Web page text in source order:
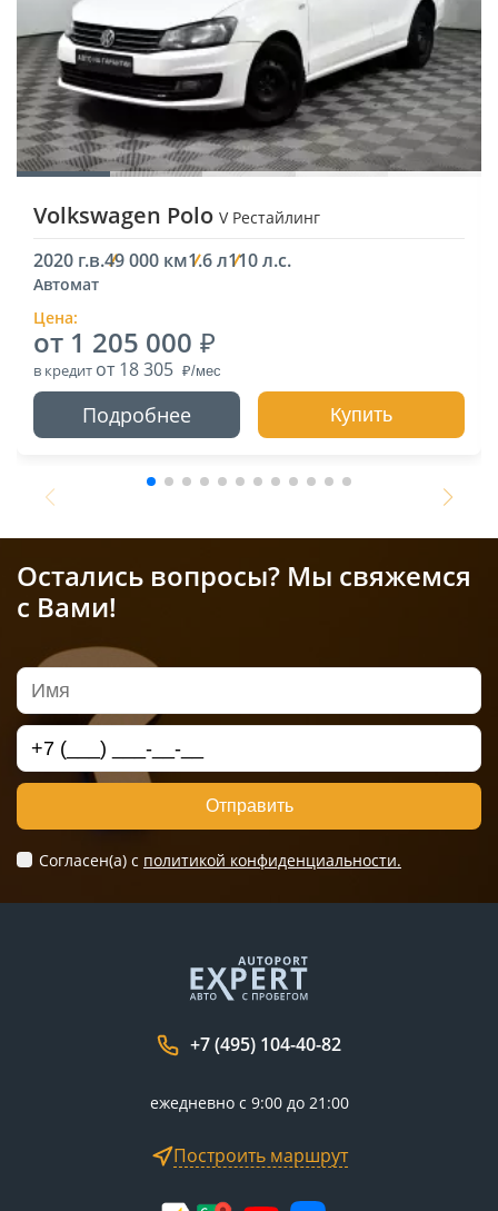
Volkswagen Polo V Рестайлинг
2020 г.в.49 000 км1.6 л110 л.с.
Автомат
Цена:
от 1 205 000
в кредит от 18 305
Подробнее Купить
Остались вопросы? Мы свяжемся
с Вами!
Отправить
Согласен(а) c политикой конфиденциальности.
+7 (495) 104-40-82
ежедневно с 9:00 до 21:00
Построить маршрут